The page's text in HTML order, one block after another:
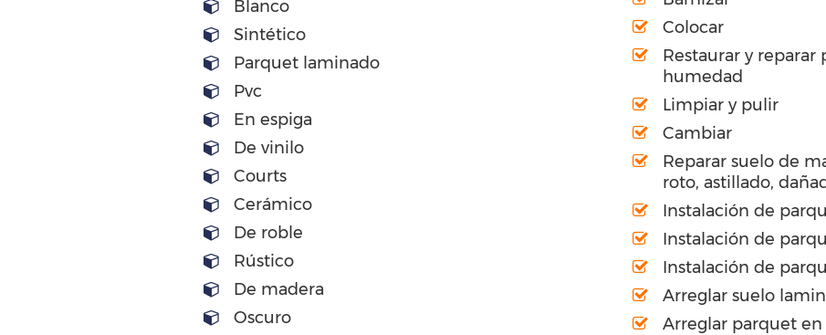
Blanco
Sintético
Parquet laminado
Pvc
En espiga
De vinilo
Courts
Cerámico
De roble
Rústico
De madera
Oscuro
Colocar
Restaurar y
humedad
Limpiar y pulir
Cambiar
Reparar suelo de
roto, astillado,
Instalación de
Instalación de
Instalación de
Arreglar suelo
Arreglar parquet en